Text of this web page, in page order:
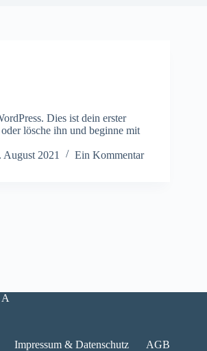
Dies ist dein erster
lösche ihn und beginne mit
August 2021 Ein Kommentar
Impressum & Datenschutz AGB